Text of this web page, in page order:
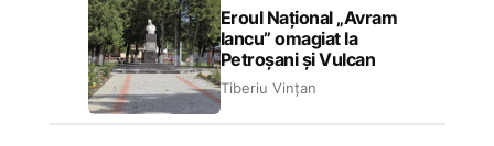
Eroul Național „Avram
Iancu” omagiat la
Petroșani și Vulcan
Tiberiu Vințan